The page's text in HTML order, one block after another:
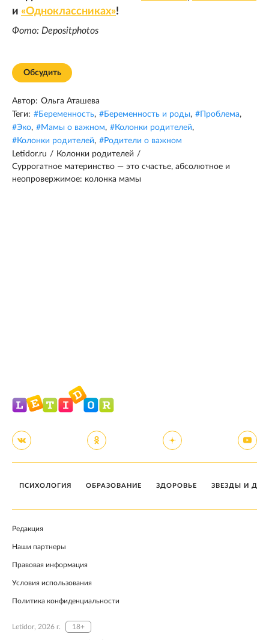
и «Одноклассниках»!
Фото: Depositphotos
Обсудить
Автор: Ольга Аташева
Теги: #Беременность, #Беременность и роды, # Проблема,
#Эко, #Мамы о важном, #Колонки родителей,
#Колонки родителей, #Родители о важном
Letidor.ru / Колонки родителей /
Суррогатное материнство — это счастье, абсолютное и
неопровержимое: колонка мамы
ПСИХОЛОГИЯ ОБРАЗОВАНИЕ ЗДОРОВЬЕ ЗВЕЗДЫ И
Редакция
Наши партнеры
Правовая информация
Условия использования
Политика конфиденциальности
Letidor, 2026 г. 18+